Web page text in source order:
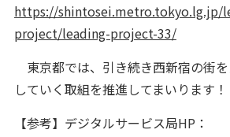
https://shintosei.metro.tokyo.lg.jp/
project/leading-project-33/
東京都では、引き続き西新宿の街
していく取組を推進してまいります！
【参考】デジタルサービス局HP：